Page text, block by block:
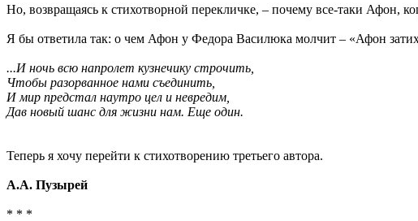
Но, возвращаясь к стихотворной перекличке, – почему все-таки Афон,
Я бы ответила так: о чем Афон у Федора Василюка молчит – «Афон
...И ночь всю напролет кузнечику строчить,
Чтобы разорванное нами съединить,
И мир предстал наутро цел и невредим,
Дав новый шанс для жизни нам. Еще один.
Теперь я хочу перейти к стихотворению третьего автора.
А.А. Пузырей
* * *